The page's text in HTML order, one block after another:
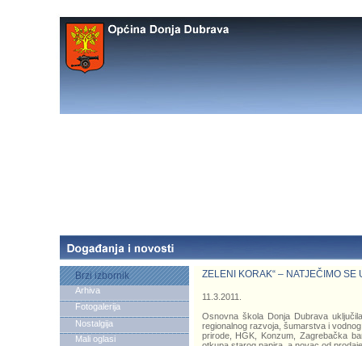
Brzi izbornik
Arhiva
Fotogalerija
Nostalgija
Mali oglasi
ZELENI KORAK“ – NATJEČIMO
11.3.2011.
Osnovna škola Donja Dubrava
regionalnog razvoja, šumarstva i
prirode, HGK, Konzum, Zagrebačka